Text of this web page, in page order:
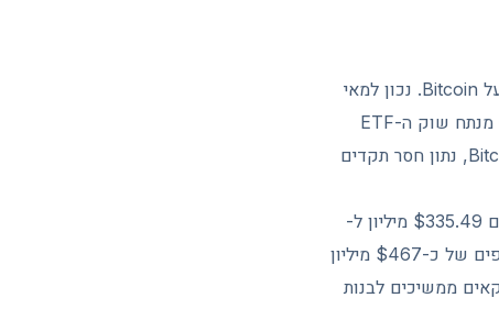
אחד הסיפורים הגדולים של 2026 הוא הדומיננטיות חסרת התקדים של תעודות הסל (ETF) על Bitcoin. נכון למאי
2026, ה-IBIT של BlackRock מחזיק כ-812,000 BTC בשווי כ-$62 מיליארד — כ-62% מנתח שוק ה-ETF
הכולל. תעודות סל אמריקאיות וחברות ציבוריות שולטות יחד בכ-12% מההיצע הכולל של Bitcoin, נתון חסר תקדים
בתחילת מאי בלבד נרשמו זרמים חזקים: ב-4 במאי תעודות הסל קלטו $532.21 מיליון, מתוכם $335.49 מיליון ל-
IBIT של BlackRock ו-$184.57 מיליון ל-FBTC של Fidelity. ב-5 במאי נרשמו זרמים נוספים של כ-$467 מיליון
ממשיכים לבנות